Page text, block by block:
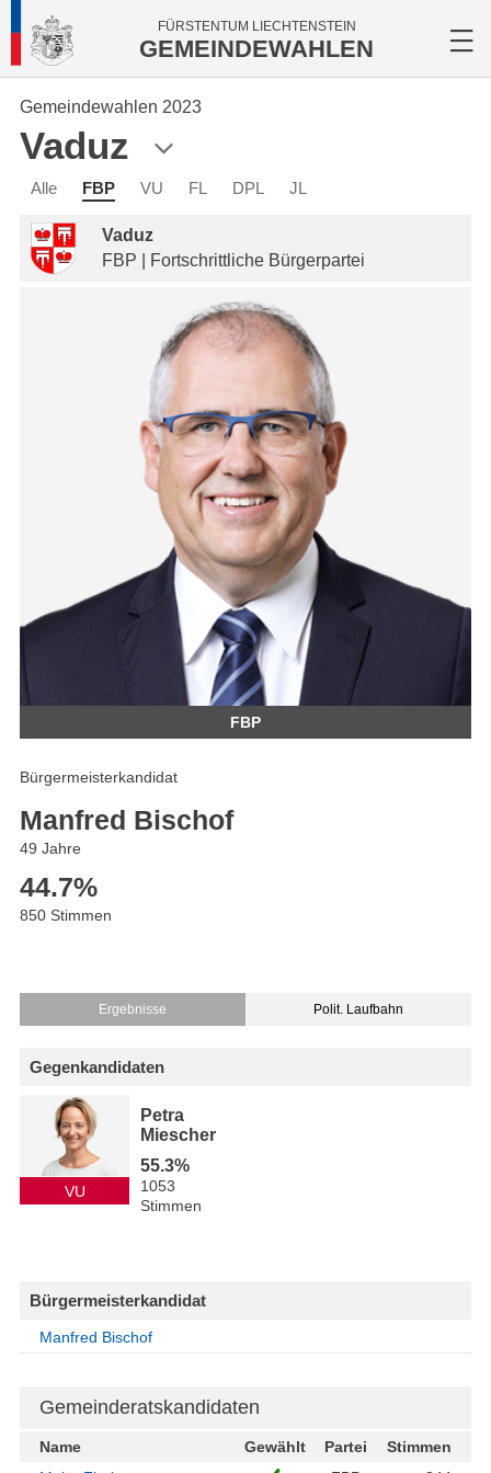
FÜRSTENTUM LIECHTENSTEIN
GEMEINDEWAHLEN
Gemeindewahlen 2023
Vaduz
Alle FBP VU FL DPL JL
Vaduz
FBP | Fortschrittliche Bürgerpartei
FBP
Bürgermeisterkandidat
Manfred Bischof
49 Jahre
44.7%
850 Stimmen
Ergebnisse Polit. Laufbahn
Gegenkandidaten
VU
Petra
Miescher
55.3%
1053
Stimmen
Bürgermeisterkandidat
Manfred Bischof
Gemeinderatskandidaten
Name Gewählt Partei
Stimmen